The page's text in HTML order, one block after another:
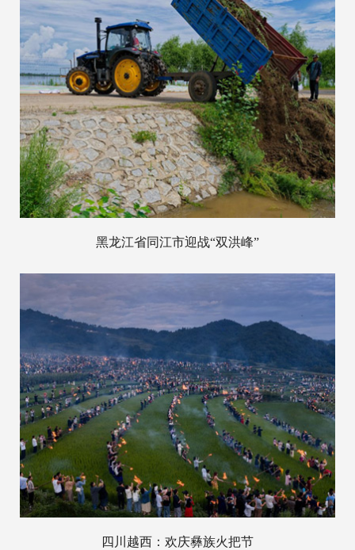
黑龙江省同江市迎战“双洪峰”
四川越西：欢庆彝族火把节